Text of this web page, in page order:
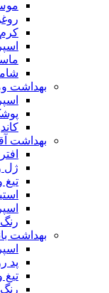
بهداشت
بهداشت
ژل
تیغ
بهداشت
پد
تیغ
رنگ